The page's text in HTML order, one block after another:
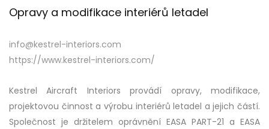
Opravy a modifikace interiérů letadel
info@kestrel-interiors.com
https://www.kestrel-interiors.com/
Kestrel Aircraft Interiors provádí opravy, modifikace,
projektovou činnost a výrobu interiérů letadel a jejich částí.
Společnost je držitelem oprávnění EASA PART-21 a EASA